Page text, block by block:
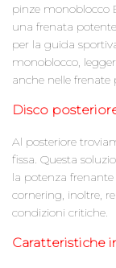
pinze monoblocco
una frenata
per la guida
monoblocco,
anche nelle frenate
Disco
Al posteriore
fissa. Questa
la potenza frenante
cornering, inoltre,
condizioni critiche.
Caratteristiche